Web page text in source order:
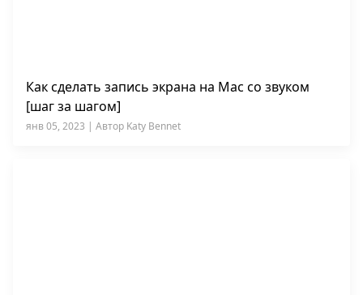
Как сделать запись экрана на Mac со звуком
[шаг за шагом]
янв 05, 2023 | Автор Katy Bennet